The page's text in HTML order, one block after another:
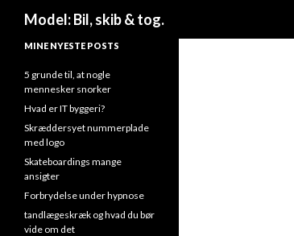
Model: Bil, skib & tog.
MINE NYESTE POSTS
5 grunde til, at nogle
mennesker snorker
Hvad er IT byggeri?
Skræddersyet nummerplade
med logo
Skateboardings mange
ansigter
Forbrydelse under hypnose
tandlægeskræk og hvad du bør
vide om det